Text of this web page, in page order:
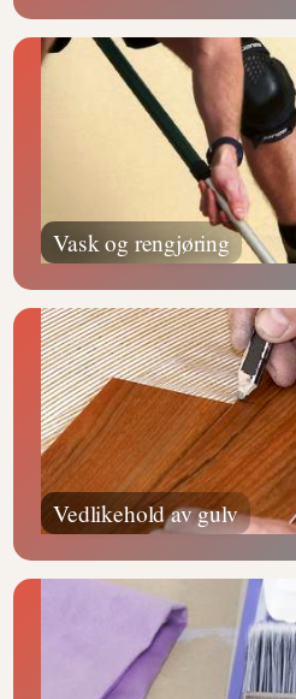
Vask og rengjøring
Vedlikehold av gulv